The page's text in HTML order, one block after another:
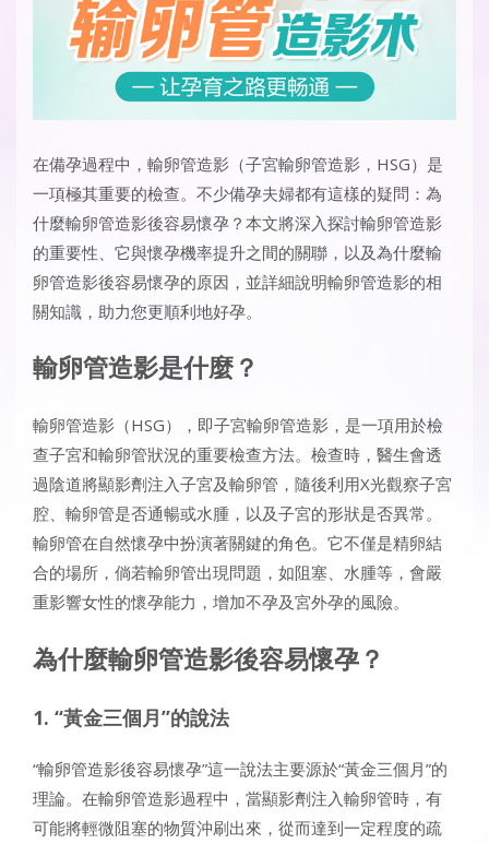
在備孕過程中，輸卵管造影（子宮輸卵管造影，HSG）是
一項極其重要的檢查。不少備孕夫婦都有這樣的疑問：為
什麼輸卵管造影後容易懷孕？本文將深入探討輸卵管造影
的重要性、它與懷孕機率提升之間的關聯，以及為什麼輸
卵管造影後容易懷孕的原因，並詳細說明輸卵管造影的相
關知識，助力您更順利地好孕。
輸卵管造影是什麼？
輸卵管造影（HSG），即子宮輸卵管造影，是一項用於檢
查子宮和輸卵管狀況的重要檢查方法。檢查時，醫生會透
過陰道將顯影劑注入子宮及輸卵管，隨後利用X光觀察子宮
腔、輸卵管是否通暢或水腫，以及子宮的形狀是否異常。
輸卵管在自然懷孕中扮演著關鍵的角色。它不僅是精卵結
合的場所，倘若輸卵管出現問題，如阻塞、水腫等，會嚴
重影響女性的懷孕能力，增加不孕及宮外孕的風險。
為什麼輸卵管造影後容易懷孕？
1. “黃金三個月”的說法
“輸卵管造影後容易懷孕”這一說法主要源於“黃金三個月”的
理論。在輸卵管造影過程中，當顯影劑注入輸卵管時，有
可能將輕微阻塞的物質沖刷出來，從而達到一定程度的疏